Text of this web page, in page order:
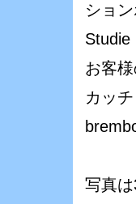
ショ
Studie
お客
カッ
写真は